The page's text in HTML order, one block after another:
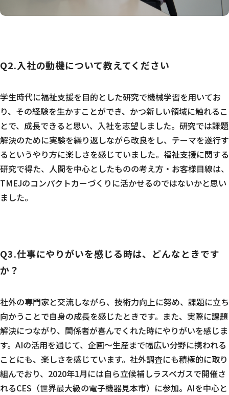
Q2.入社の動機について教えてください
学生時代に福祉支援を目的とした研究で機械学習を用いてお
り、その経験を生かすことができ、かつ新しい領域に触れるこ
とで、成長できると思い、入社を志望しました。研究では課題
解決のために実験を繰り返しながら改良をし、テーマを遂行す
るというやり方に楽しさを感じていました。福祉支援に関する
研究で得た、人間を中心としたものの考え方・お客様目線は、
TMEJのコンパクトカーづくりに活かせるのではないかと思い
ました。
Q3.仕事にやりがいを感じる時は、どんなときです
か？
社外の専門家と交流しながら、技術力向上に努め、課題に立ち
向かうことで自身の成長を感じたときです。また、実際に課題
解決につながり、関係者が喜んでくれた時にやりがいを感じま
す。AIの活用を通じて、企画～生産まで幅広い分野に携われる
ことにも、楽しさを感じています。社外調査にも積極的に取り
組んでおり、2020年1月には自ら立候補しラスベガスで開催さ
れるCES（世界最大級の電子機器見本市）に参加。AIを中心と